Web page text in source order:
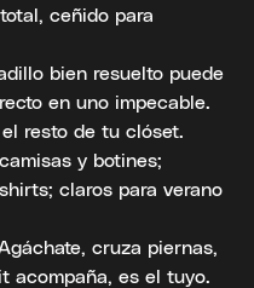
ceñido para
bien resuelto puede
en uno impecable.
resto de tu clóset.
y botines;
claros para verano
cruza piernas,
acompaña, es el tuyo.